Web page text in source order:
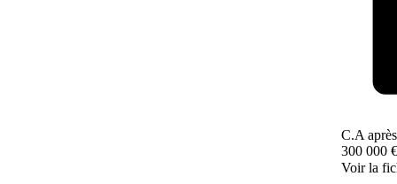
C.A
300 000 €
Voir la